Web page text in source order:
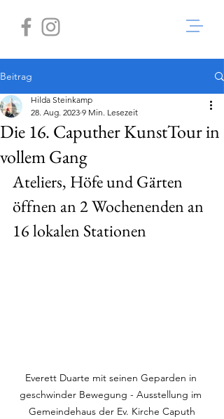
Beitrag
Die 16. Caputher KunstTour in
vollem Gang
Hilda Steinkamp
28. Aug. 2023 9 Min. Lesezeit
Ateliers, Höfe und Gärten
öffnen an 2 Wochenenden an
16 lokalen Stationen
Everett Duarte mit seinen Geparden in
geschwinder Bewegung - Ausstellung im
Gemeindehaus der Ev. Kirche Caputh